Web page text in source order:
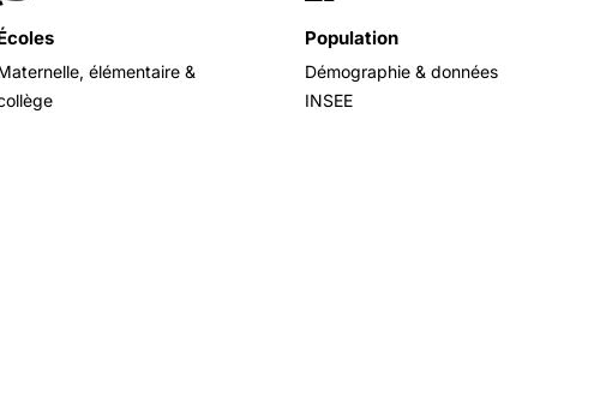
élémentaire &
Population
Démographie & données
INSEE